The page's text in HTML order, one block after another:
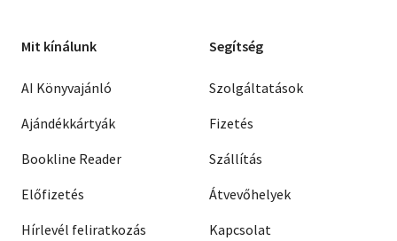
Mit kínálunk
AI Könyvajánló
Ajándékkártyák
Bookline Reader
Előfizetés
Hírlevél feliratkozás
Segítség
Szolgáltatások
Fizetés
Szállítás
Átvevőhelyek
Kapcsolat